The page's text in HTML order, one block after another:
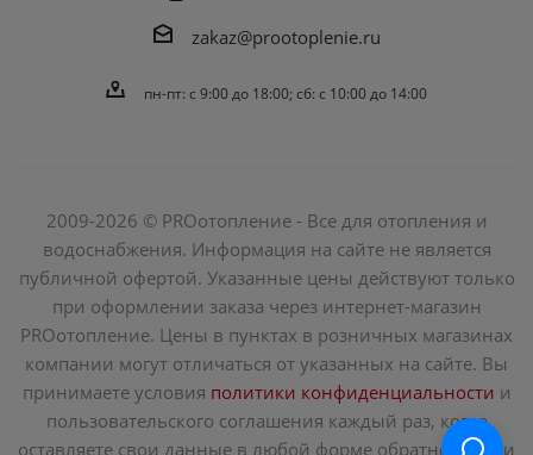
zakaz@prootoplenie.ru
пн-пт: c 9:00 до 18:00; сб: с 10:00 до 14:00
2009-2026 © PROотопление - Все для отопления и
водоснабжения. Информация на сайте не является
публичной офертой. Указанные цены действуют только
при оформлении заказа через интернет-магазин
PROотопление. Цены в пунктах в розничных магазинах
компании могут отличаться от указанных на сайте. Вы
принимаете условия политики конфиденциальности и
пользовательского соглашения каждый раз, когда
оставляете свои данные в любой форме обратной связи